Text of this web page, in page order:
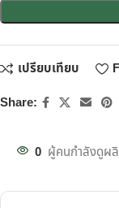
เปรียบเทียบ
Share:
0 ผู้คนกำลังดู